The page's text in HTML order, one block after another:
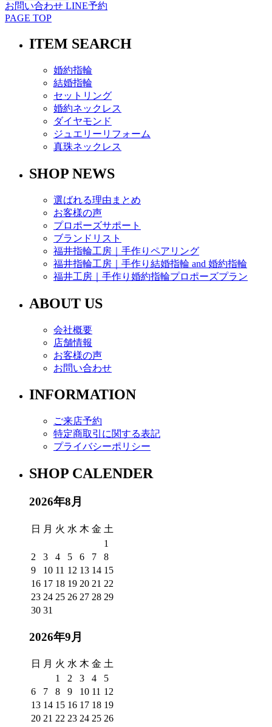
お問い合わせ LINE予約
PAGE TOP
ITEM SEARCH
婚約指輪
結婚指輪
セットリング
婚約ネックレス
ダイヤモンド
ジュエリーリフォーム
真珠ネックレス
SHOP NEWS
選ばれる理由まとめ
お客様の声
プロポーズサポート
ブランドリスト
福井指輪工房｜手作りペアリング
福井指輪工房｜手作り結婚指輪 and 婚約指輪
福井工房｜手作り婚約指輪プロポーズプラン
ABOUT US
会社概要
店舗情報
お客様の声
お問い合わせ
INFORMATION
ご来店予約
特定商取引に関する表記
プライバシーポリシー
SHOP CALENDER
2026年8月
日 月 火 水 木 金 土
1
2
3 4 5 6 7
8
9
10 11 12 13 14 15
16 17 18 19 20 21 22
23 24 25 26 27 28 29
30 31
2026年9月
日 月 火 水 木 金 土
1
2 3 4
5
6
7 8 9 10 11 12
13 14 15 16 17 18 19
20 21 22 23 24 25 26